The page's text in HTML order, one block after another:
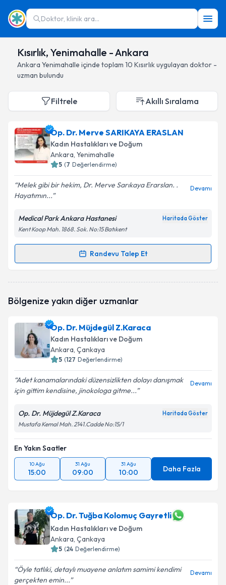
Doktor, klinik ara...
Kısırlık, Yenimahalle - Ankara
Ankara Yenimahalle içinde toplam 10 Kısırlıkuygulayan doktor -
uzman bulundu
Filtrele Akıllı Sıralama
Op. Dr. Merve SARIKAYA ERASLAN
Kadın Hastalıkları ve Doğum
Ankara, Yenimahalle
5 (7 Değerlendirme)
Melek gibi bir hekim, Dr. Merve Sarıkaya Erarslan. .
Hayatımın...
Devamı
Medical Park Ankara Hastanesi Haritada Göster
Kent Koop Mah. 1868. Sok. No:15 Batıkent
Randevu Talep Et
Randevu Takvimi Talebi
takvimi talebi oluşturun. Size bu uzmandan randevu
bilgilendireceğiz.
E-posta Adresiniz
Kişisel verilerimin işlenmesine ilişkin
kapsamda işlenmesini kabul ediyorum.
Bölgenize yakın diğer uzmanlar
Op. Dr. Müjdegül Z.Karaca
Kadın Hastalıkları ve Doğum
Ankara, Çankaya
5 (127 Değerlendirme)
Adet kanamalarındaki düzensizlikten dolayı danışmak
için gittim kendisine, jinokologa gitme...
Devamı
Op. Dr. Müjdegül Z.Karaca Haritada Göster
Mustafa Kemal Mah. 2141.Cadde No:15/1
En Yakın Saatler
10 Ağu
15:00
31 Ağu
09:00
31 Ağu
10:00 Daha Fazla
Op. Dr. Tuğba Kolomuç Gayretli
Kadın Hastalıkları ve Doğum
Ankara, Çankaya
5 (24 Değerlendirme)
Öyle tatlıki, detaylı muayene anlatım samimi kendimi
gerçekten emin...
Devamı